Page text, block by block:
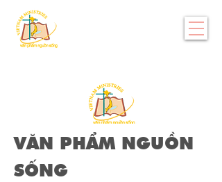
VĂN PHẨM NGUỒN
SỐNG